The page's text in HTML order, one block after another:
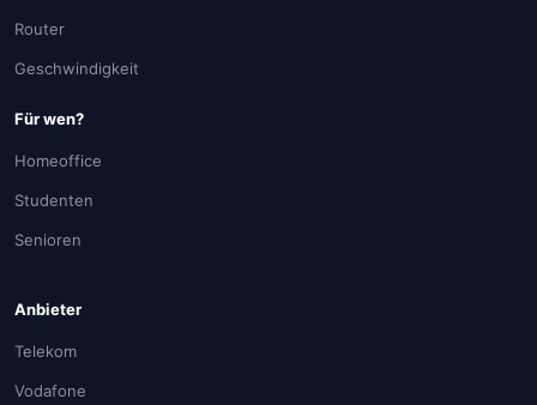
Router
Geschwindigkeit
Für wen?
Homeoffice
Studenten
Senioren
Anbieter
Telekom
Vodafone